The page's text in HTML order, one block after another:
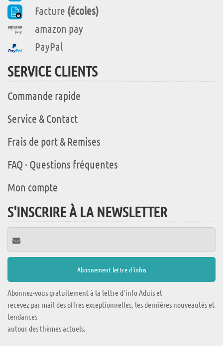
Facture (écoles)
amazon pay
PayPal
SERVICE CLIENTS
Commande rapide
Service & Contact
Frais de port & Remises
FAQ - Questions fréquentes
Mon compte
S'INSCRIRE À LA NEWSLETTER
Abonnez-vous gratuitement à la lettre d'info Aduis et
recevez par mail des offres exceptionnelles, les dernières nouveautés et
tendances
autour des thèmes actuels.